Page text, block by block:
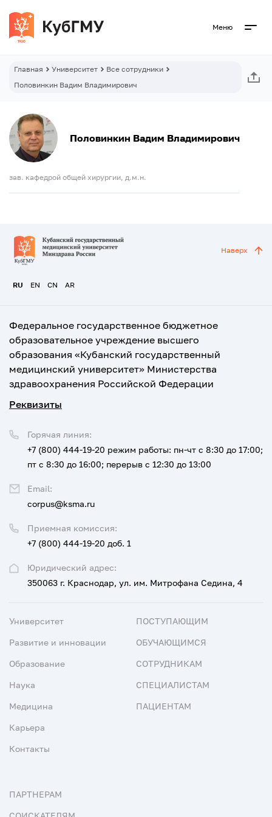
Меню
Главная Университет
Все сотрудники
Половинкин Вадим Владимирович
Половинкин Вадим Владимирович
зав. кафедрой общей хирургии, д.м.н.
RU EN CN AR
Наверх
Федеральное государственное бюджетное
образовательное учреждение высшего
образования «Кубанский государственный
медицинский университет» Министерства
здравоохранения Российской Федерации
Реквизиты
Юридический адрес:
350063 г. Краснодар, ул. им. Митрофана Седина, 4
Приемная комиссия:
+7 (800) 444-19-20 доб. 1
Горячая линия:
+7 (800) 444-19-20 режим работы: пн-чт с 8:30 до 17:00;
пт с 8:30 до 16:00; перерыв с 12:30 до 13:00
Email:
corpus@ksma.ru
Университет
Развитие и инновации
Образование
Наука
Медицина
Карьера
Контакты
ПОСТУПАЮЩИМ
ОБУЧАЮЩИМСЯ
СОТРУДНИКАМ
СПЕЦИАЛИСТАМ
ПАЦИЕНТАМ
ПАРТНЕРАМ